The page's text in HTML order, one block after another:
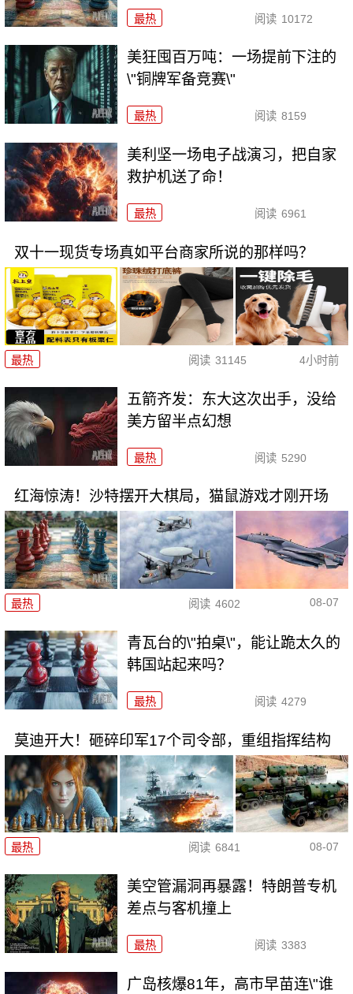
最热 阅读 10172
美狂囤百万吨：一场提前下注的
\"铜牌军备竞赛\"
最热 阅读 8159
美利坚一场电子战演习，把自家
救护机送了命！
最热 阅读 6961
双十一现货专场真如平台商家所说的那样吗？
最热 阅读 31145 4小时前
五箭齐发：东大这次出手，没给
美方留半点幻想
最热 阅读 5290
红海惊涛！沙特摆开大棋局，猫鼠游戏才刚开场
最热 阅读 4602 08-07
青瓦台的\"拍桌\"，能让跪太久的
韩国站起来吗？
最热 阅读 4279
莫迪开大！砸碎印军17个司令部，重组指挥结构
最热 阅读 6841 08-07
美空管漏洞再暴露！特朗普专机
差点与客机撞上
最热 阅读 3383
广岛核爆81年，高市早苗连\"谁